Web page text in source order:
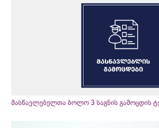
მასწავლებელთა ბოლო 3 საგნის გამოცდის